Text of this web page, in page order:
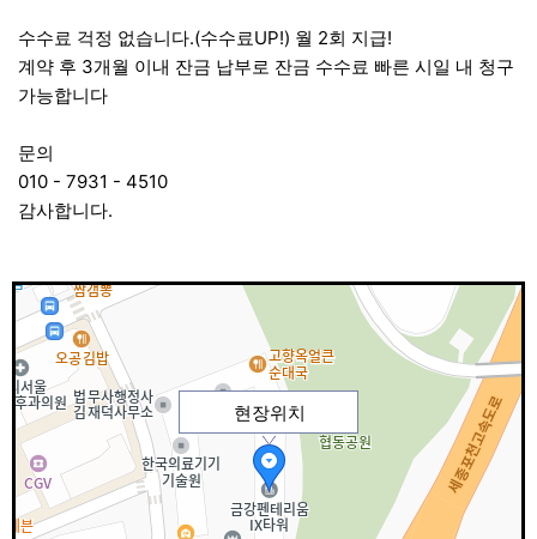
수수료 걱정 없습니다.(수수료UP!) 월 2회 지급!
계약 후 3개월 이내 잔금 납부로 잔금 수수료 빠른 시일 내 청구
가능합니다
문의
010 - 7931 - 4510
감사합니다.
현장위치